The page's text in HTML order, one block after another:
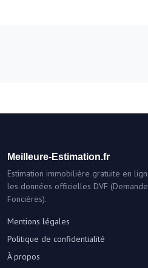
Meilleure-Estimation.fr
Estimation immobilière gratuite en
les données officielles DVF
Foncières).
Mentions légales
Politique de confidentialité
À propos